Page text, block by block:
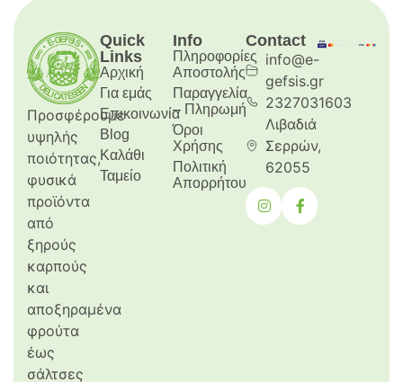
Προσφέρουμε
υψηλής
ποιότητας,
φυσικά
προϊόντα
από
ξηρούς
καρπούς
και
αποξηραμένα
φρούτα
έως
σάλτσες
Quick
Links
Αρχική
Για εμάς
Επικοινωνία
Blog
Καλάθι
Ταμείο
Info
Πληροφορίες
Aποστολής
Παραγγελία
– Πληρωμή
Όροι
Χρήσης
Πολιτική
Απορρήτου
Contact
info@e-
gefsis.gr
2327031603
Λιβαδιά
Σερρών,
62055